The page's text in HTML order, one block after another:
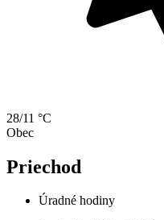
28/11 °C
Obec
Priechod
Úradné hodiny